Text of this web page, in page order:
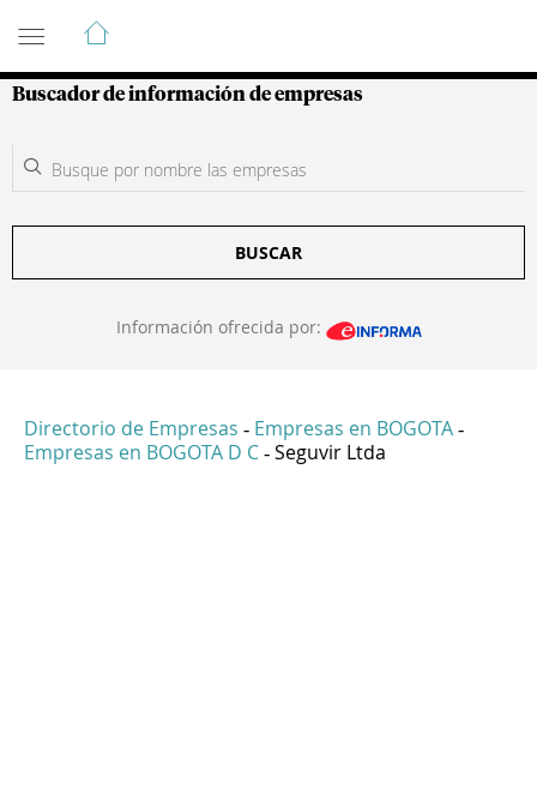
Guía de Empresas Colombianas
Buscador de información de empresas
BUSCAR
Información ofrecida por:
Directorio de Empresas - Empresas en BOGOTA -
Empresas en BOGOTA D C - Seguvir Ltda